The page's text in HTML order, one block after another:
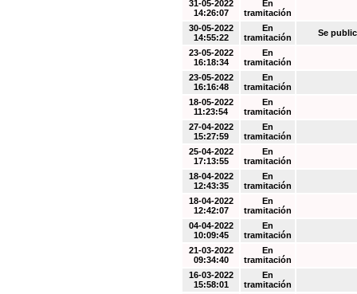
31-05-2022
14:26:07
En
tramitación
30-05-2022
14:55:22
En
tramitación
Se
23-05-2022
16:18:34
En
tramitación
23-05-2022
16:16:48
En
tramitación
18-05-2022
11:23:54
En
tramitación
27-04-2022
15:27:59
En
tramitación
25-04-2022
17:13:55
En
tramitación
18-04-2022
12:43:35
En
tramitación
18-04-2022
12:42:07
En
tramitación
04-04-2022
10:09:45
En
tramitación
21-03-2022
09:34:40
En
tramitación
16-03-2022
15:58:01
En
tramitación